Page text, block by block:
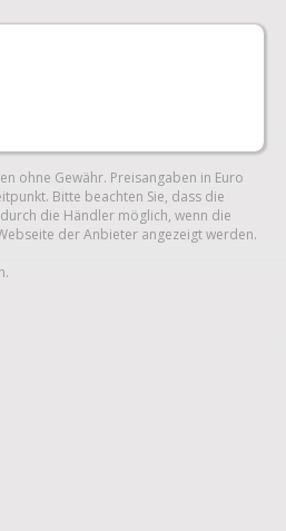
ohne Gewähr. Preisangaben in Euro
Bitte beachten Sie, dass die
die Händler möglich, wenn die
der Anbieter angezeigt werden.